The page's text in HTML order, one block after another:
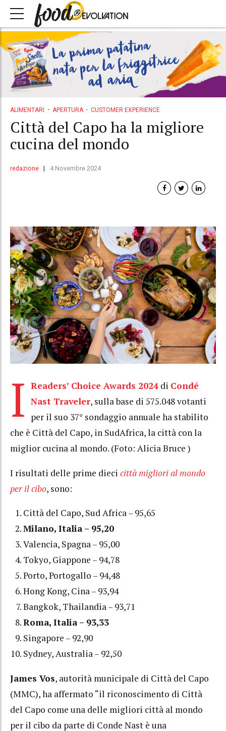
ALIMENTARI APERTURA CUSTOMER EXPERIENCE
Città del Capo ha la migliore
cucina del mondo
redazione 4 Novembre 2024
I Readers’ Choice Awards 2024 di Condé
Nast Traveler, sulla base di 575.048 votanti
per il suo 37° sondaggio annuale ha stabilito
che è Città del Capo, in SudAfrica, la città con la
miglior cucina al mondo. (Foto: Alicia Bruce )
I risultati delle prime dieci città migliori al mondo
per il cibo, sono:
Città del Capo, Sud Africa – 95,65
Milano, Italia – 95,20
Valencia, Spagna – 95,00
Tokyo, Giappone – 94,78
Porto, Portogallo – 94,48
Hong Kong, Cina – 93,94
Bangkok, Thailandia – 93,71
Roma, Italia – 93,33
Singapore – 92,90
Sydney, Australia – 92,50
James Vos, autorità municipale di Città del Capo
(MMC), ha affermato “il riconoscimento di Città
del Capo come una delle migliori città al mondo
per il cibo da parte di Conde Nast è una